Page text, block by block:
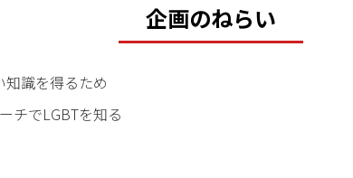
企画のねらい
知識を得るため
チでLGBTを知る